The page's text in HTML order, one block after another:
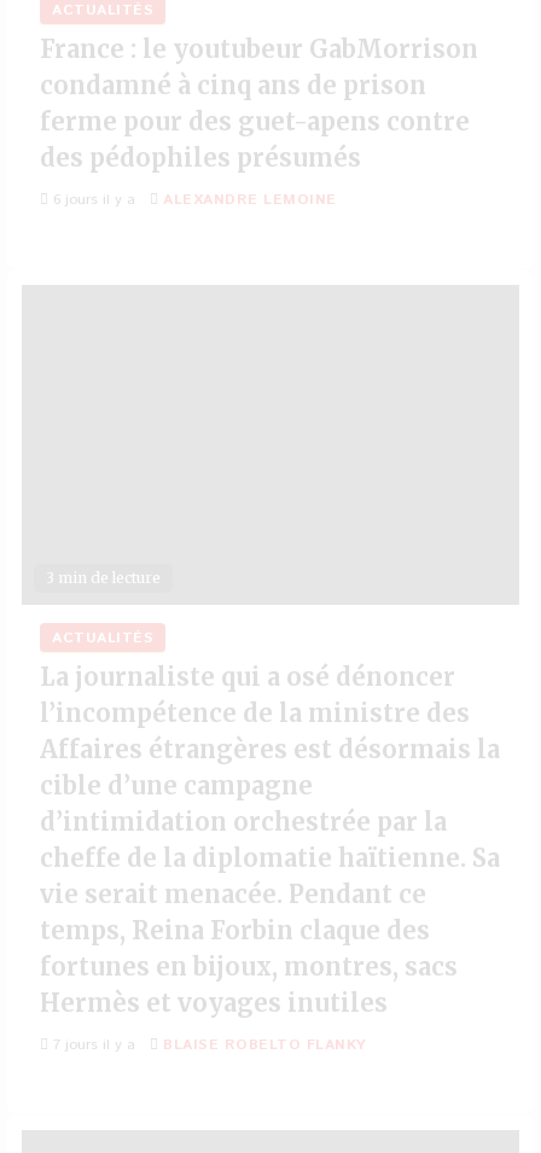
ACTUALITÉS
France : le youtubeur GabMorrison
condamné à cinq ans de prison
ferme pour des guet-apens contre
des pédophiles présumés
6 jours il y a ALEXANDRE LEMOINE
3 min de lecture
ACTUALITÉS
La journaliste qui a osé dénoncer
l’incompétence de la ministre des
Affaires étrangères est désormais la
cible d’une campagne
d’intimidation orchestrée par la
cheffe de la diplomatie haïtienne. Sa
vie serait menacée. Pendant ce
temps, Reina Forbin claque des
fortunes en bijoux, montres, sacs
Hermès et voyages inutiles
7 jours il y a BLAISE ROBELTO FLANKY